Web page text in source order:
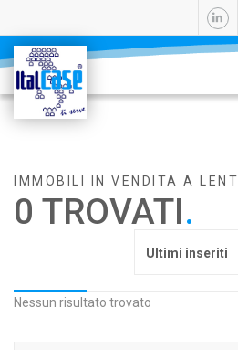
IMMOBILI IN VENDITA A
0 TROVATI.
Ultimi inseriti
Nessun risultato trovato